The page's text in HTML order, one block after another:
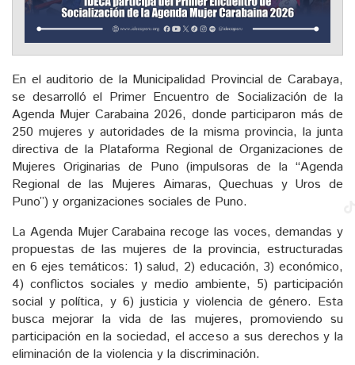
En el auditorio de la Municipalidad Provincial de Carabaya,
se desarrolló el Primer Encuentro de Socialización de la
Agenda Mujer Carabaina 2026, donde participaron más de
250 mujeres y autoridades de la misma provincia, la junta
directiva de la Plataforma Regional de Organizaciones de
Mujeres Originarias de Puno (impulsoras de la “Agenda
Regional de las Mujeres Aimaras, Quechuas y Uros de
Puno”) y organizaciones sociales de Puno.
La Agenda Mujer Carabaina recoge las voces, demandas y
propuestas de las mujeres de la provincia, estructuradas
en 6 ejes temáticos: 1) salud, 2) educación, 3) económico,
4) conflictos sociales y medio ambiente, 5) participación
social y política, y 6) justicia y violencia de género. Esta
busca mejorar la vida de las mujeres, promoviendo su
participación en la sociedad, el acceso a sus derechos y la
eliminación de la violencia y la discriminación.